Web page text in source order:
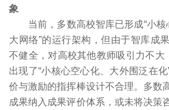
象
当前，多数高校智库已形成“小核
大网络”的运行架构，但由于智库成
不健全，对高校其他教师吸引力不大
出现了“小核心空心化、大外围泛在
价与激励的指挥棒设计不合理。多数
成果纳入成果评价体系，或未将决策